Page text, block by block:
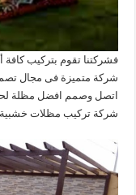
فشركتنا تقوم بتركيب كافة
شركة متميزة فى مجال
اتصل وصمم افضل مظلة
شركة تركيب مظلات خشبية